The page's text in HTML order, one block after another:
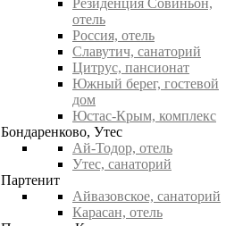
Резиденция Совиньон,
отель
Россия, отель
Славутич, санаторий
Цитрус, пансионат
Южный берег, гостевой
дом
Юстас-Крым, комплекс
Бондаренково, Утес
Ай-Тодор, отель
Утес, санаторий
Партенит
Айвазовское, санаторий
Карасан, отель